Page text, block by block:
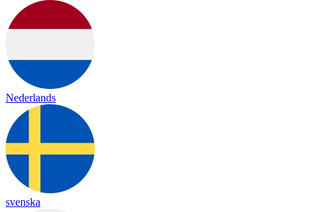
Nederlands
svenska